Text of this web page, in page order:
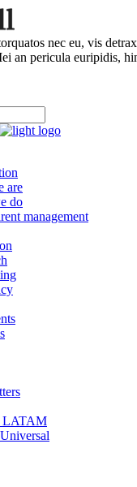
nec eu, vis
an pericula euripidis,
are
do
management
LATAM